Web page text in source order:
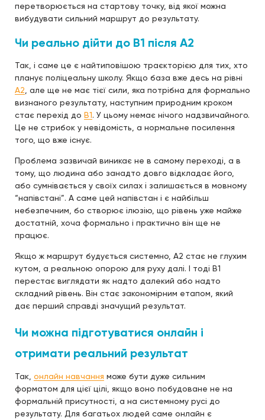
перетворюється на стартову точку, від якої можна
вибудувати сильний маршрут до результату.
Чи реально дійти до B1 після A2
Так, і саме це є найтиповішою траєкторією для тих, хто
планує поліцеальну школу. Якщо база вже десь на рівні
A2 , але ще не має тієї сили, яка потрібна для формально
визнаного результату, наступним природним кроком
стає перехід до B1. У цьому немає нічого надзвичайного.
Це не стрибок у невідомість, а нормальне посилення
того, що вже існує.
Проблема зазвичай виникає не в самому переході, а в
тому, що людина або занадто довго відкладає його,
або сумнівається у своїх силах і залишається в мовному
“напівстані”. А саме цей напівстан і є найбільш
небезпечним, бо створює ілюзію, що рівень уже майже
достатній, хоча формально і практично він ще не
працює.
Якщо ж маршрут будується системно, A2 стає не глухим
кутом, а реальною опорою для руху далі. І тоді B1
перестає виглядати як надто далекий або надто
складний рівень. Він стає закономірним етапом, який
дає перший справді значущий результат.
Чи можна підготуватися онлайн і
отримати реальний результат
Так, онлайн навчання може бути дуже сильним
форматом для цієї цілі, якщо воно побудоване не на
формальній присутності, а на системному русі до
результату. Для багатьох людей саме онлайн є